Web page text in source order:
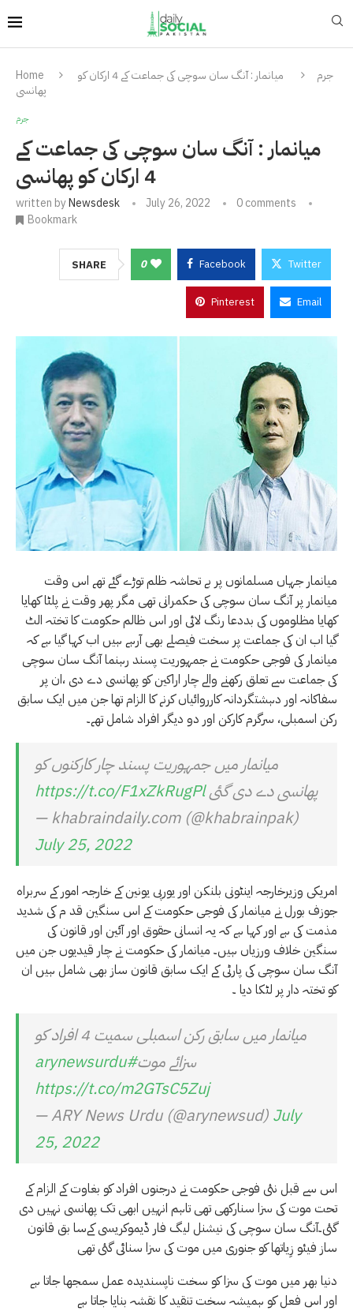
Home جرم
میانمار : آنگ سان سوچی کی جماعت کے 4 ارکان کو
پھانسی
جرم
میانمار : آنگ سان سوچی کی جماعت کے
4 ارکان کو پھانسی
written byNewsdesk July 26, 2022
0 comments
Bookmark
SHARE 0 Facebook Twitter
Pinterest Email
میانمار جہاں مسلمانوں پر بے تحاشہ ظلم توڑے گئے تھے اس وقت
میانمار پر آنگ سان سوچی کی حکمرانی تھی مگر پھر وقت نے پلٹا کھایا
کھایا مظلوموں کی بددعا رنگ لائی اور اس ظالم حکومت کا تختہ الٹ
گیا اب ان کی جماعت پر سخت فیصلے بھی آرہے ہیں اب کہا گیا ہے کہ
میانمار کی فوجی حکومت نے جمہوریت پسند رہنما آنگ سان سوچی
کی جماعت سے تعلق رکھنے والے چار اراکین کو پھانسی دے دی ،ان پر
سفاکانہ اور دہشتگردانہ کارروائیاں کرنے کا الزام تھا جن میں ایک سابق
رکن اسمبلی، سرگرم کارکن اور دو دیگر افراد شامل تھے۔
میانمار میں جمہوریت پسند چار کارکنوں کو
پھانسی دے دی گئیhttps://t.co/F1xZkRugPl
— khabraindaily.com (@khabrainpak)
July 25, 2022
امریکی وزیرخارجہ اینٹونی بلنکن اور یورپی یونین کے خارجہ امور کے سربراہ
جوزف بورل نے میانمار کی فوجی حکومت کے اس سنگین قد م کی شدید
مذمت کی ہے اور کہا ہے کہ یہ انسانی حقوق اور آئین اور قانون کی
سنگین خلاف ورزیاں ہیں۔ میانمار کی حکومت نے چار قیدیوں جن میں
آنگ سان سوچی کی پارٹی کے ایک سابق قانون ساز بھی شامل ہیں ان
کو تختہ دار پر لٹکا دیا ۔
میانمار میں سابق رکن اسمبلی سمیت 4 افراد کو
سزائے موت#arynewsurdu
https://t.co/m2GTsC5Zuj
— ARY News Urdu (@arynewsud) July
25, 2022
اس سے قبل نئی فوجی حکومت نے درجنوں افراد کو بغاوت کے الزام کے
تحت موت کی سزا سنارکھی تھی تاہم انہیں ابھی تک پھانسی نہیں دی
گئی۔آنگ سان سوچی کی نیشنل لیگ فار ڈیموکریسی کےسا بق قانون
ساز فیئو زِیاتھا کو جنوری میں موت کی سزا سنائی گئی تھی
دنیا بھر میں موت کی سزا کو سخت ناپسندیدہ عمل سمجھا جاتا ہے
اور اس فعل کو ہمیشہ سخت تنقید کا نقشہ بنایا جاتا ہے